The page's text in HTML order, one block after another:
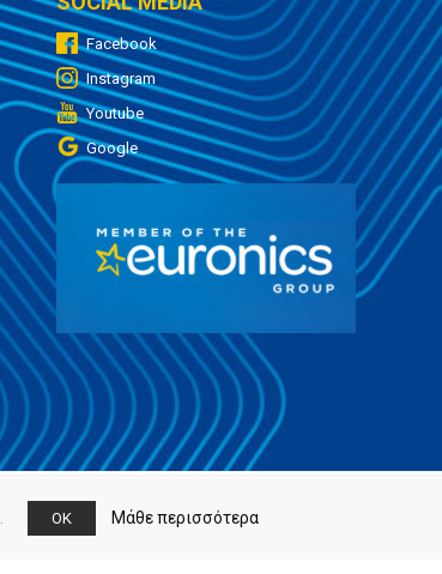
Facebook
Instagram
Youtube
Google
OK Μάθε περισσότερα